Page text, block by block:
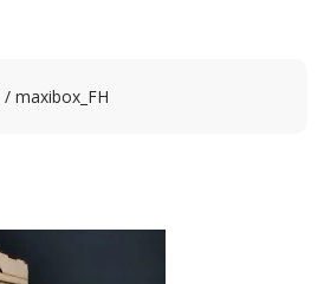
/ maxibox_FH